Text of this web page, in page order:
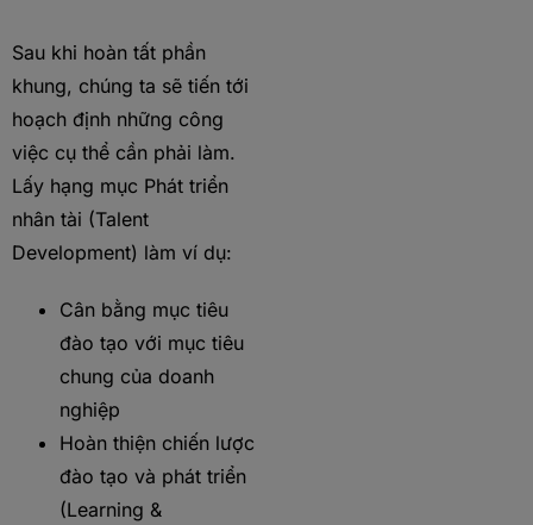
Sau khi hoàn tất phần
khung, chúng ta sẽ tiến tới
hoạch định những công
việc cụ thể cần phải làm.
Lấy hạng mục Phát triển
nhân tài (Talent
Development) làm ví dụ:
Cân bằng mục tiêu
đào tạo với mục tiêu
chung của doanh
nghiệp
Hoàn thiện chiến lược
đào tạo và phát triển
(Learning &